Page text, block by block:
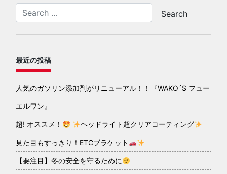
最近の投稿
人気のガソリン添加剤がリニューアル！！『WAKO´S フュー
エルワン』
超! オススメ！ ヘッドライト超クリアコーティング
見た目もすっきり！ETCブラケット
【要注目】冬の安全を守るために